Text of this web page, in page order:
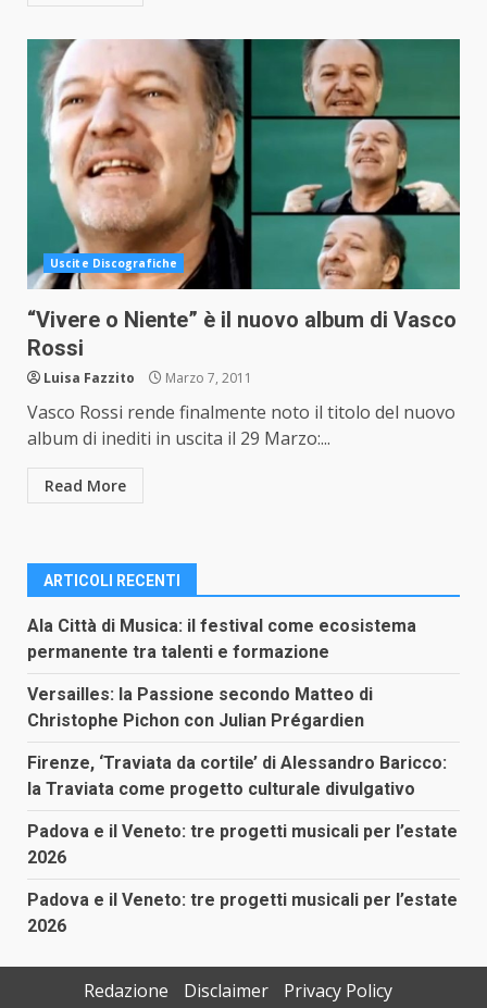
Uscite Discografiche
“Vivere o Niente” è il nuovo album di Vasco
Rossi
Luisa Fazzito Marzo 7, 2011
Vasco Rossi rende finalmente noto il titolo del nuovo
album di inediti in uscita il 29 Marzo:...
Read More
ARTICOLI RECENTI
Ala Città di Musica: il festival come ecosistema
permanente tra talenti e formazione
Versailles: la Passione secondo Matteo di
Christophe Pichon con Julian Prégardien
Firenze, ‘Traviata da cortile’ di Alessandro Baricco:
la Traviata come progetto culturale divulgativo
Padova e il Veneto: tre progetti musicali per l’estate
2026
Padova e il Veneto: tre progetti musicali per l’estate
2026
Redazione Disclaimer Privacy Policy